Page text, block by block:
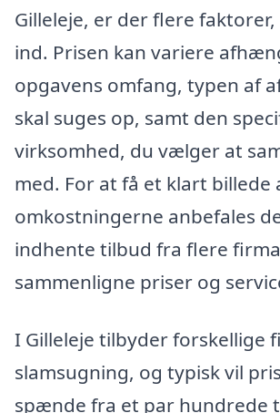
Gilleleje, er der flere
ind. Prisen kan variere
opgavens omfang, typen af
skal suges op, samt den
virksomhed, du vælger at
med. For at få et klart billede
omkostningerne anbefales
indhente tilbud fra flere
sammenligne priser og
I Gilleleje tilbyder forskellige
slamsugning, og typisk vil
spænde fra et par hundrede